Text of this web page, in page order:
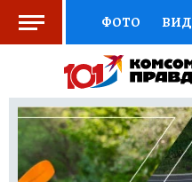
ФОТО
ВЫБОР
КНИЖНАЯ